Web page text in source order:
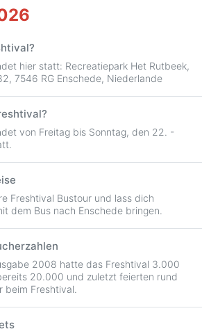
hier statt: Recreatiepark Het Rutbeek,
7546 RG Enschede, Niederlande
von Freitag bis Sonntag, den 22. -
Freshtival Bustour und lass dich
dem Bus nach Enschede bringen.
2008 hatte das Freshtival 3.000
20.000 und zuletzt feierten rund
beim Freshtival.